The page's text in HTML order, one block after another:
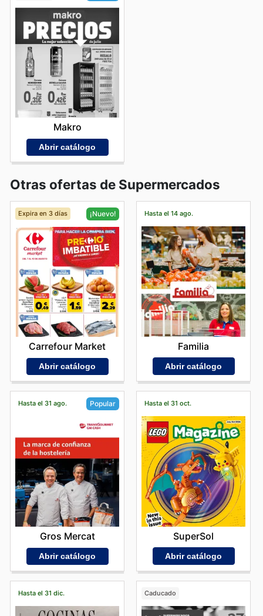
Makro
Abrir catálogo
Otras ofertas de Supermercados
Expira en 3 días ¡Nuevo!
Carrefour Market
Abrir catálogo
Hasta el 14 ago.
Familia
Abrir catálogo
Hasta el 31 ago. Popular
Gros Mercat
Abrir catálogo
Hasta el 31 oct.
SuperSol
Abrir catálogo
Hasta el 31 dic. Caducado